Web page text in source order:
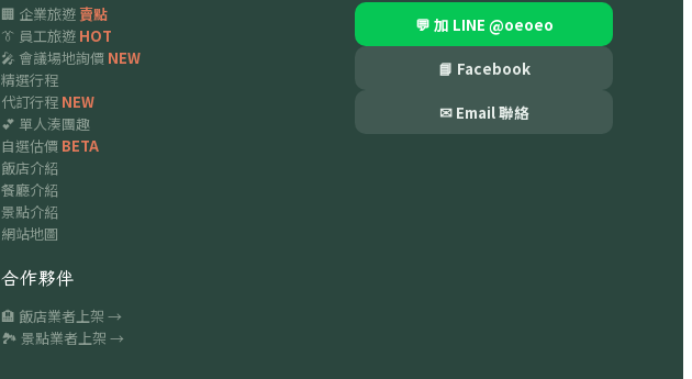
🏢 企業旅遊賣點
👔 員工旅遊 HOT
🎤 會議場地詢價 NEW
精選行程
代訂行程 NEW
💕 單人湊團趣
自選估價 BETA
飯店介紹
餐廳介紹
景點介紹
網站地圖
合作夥伴
🏨 飯店業者上架 →
🏞 景點業者上架 →
💬 加 LINE @oeoeo
📘 Facebook
✉ Email 聯絡